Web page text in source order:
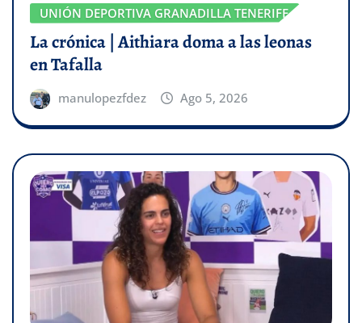
UNIÓN DEPORTIVA GRANADILLA TENERIFE
La crónica | Aithiara doma a las leonas
en Tafalla
manulopezfdez Ago 5, 2026